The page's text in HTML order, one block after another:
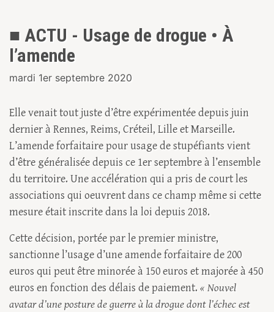
■ ACTU - Usage de drogue • À
l’amende
mardi 1er septembre 2020
Elle venait tout juste d’être expérimentée depuis juin
dernier à Rennes, Reims, Créteil, Lille et Marseille.
L’amende forfaitaire pour usage de stupéfiants vient
d’être généralisée depuis ce 1er septembre à l’ensemble
du territoire. Une accélération qui a pris de court les
associations qui oeuvrent dans ce champ même si cette
mesure était inscrite dans la loi depuis 2018.
Cette décision, portée par le premier ministre,
sanctionne l’usage d’une amende forfaitaire de 200
euros qui peut être minorée à 150 euros et majorée à 450
euros en fonction des délais de paiement. « Nouvel
avatar d’une posture de guerre à la drogue dont l’échec est